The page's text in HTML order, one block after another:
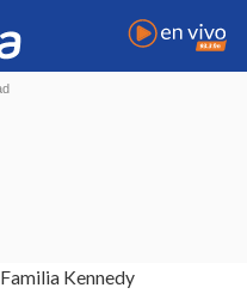
Familia Kennedy